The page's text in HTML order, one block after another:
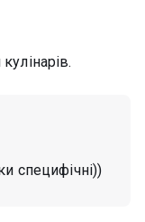
специфічні))